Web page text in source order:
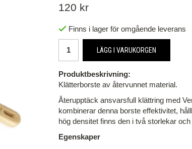
120 kr
Finns i lager för omgående leverans
LÄGG I VARUKORGEN
Produktbeskrivning:
Klätterborste av återvunnet material.
Återupptäck ansvarsfull klättring med
kombinerar denna borste effektivitet,
hög densitet finns den i två storlekar
Egenskaper